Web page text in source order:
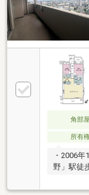
角部屋
所有
・2006
野」駅徒
ュリテ
専有部分